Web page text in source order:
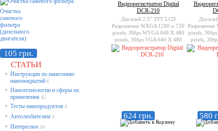
Очистка
сажевого
фильтра
(дизельного
двигателя)
105 грн.
СТАТЬИ
* Инструкции по нанесению
нанопокрытий 6
* Нанотехнологии и сферы их
применения 42
* Тесты нанопродуктов 3
* Автолюбителям 3
* Интересное 10
Видеорегистратор Digital
DCR-210
Дисплей 2.5” TFT LCD
Разрешение WXGA 1280 x 720
pixels, 30fps WVGA 848 X 480
pixels, 30fps VGA 640 X 480
pixels, 30fps Поддержка карт
памяти SD / MMC до 64 гБ
624 грн.
Разрешение
pixels,
pixels,
pixels,
памяти
580